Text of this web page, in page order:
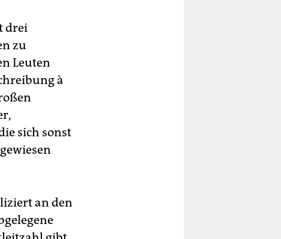
drei
zu
Leuten
à
sich sonst
an den